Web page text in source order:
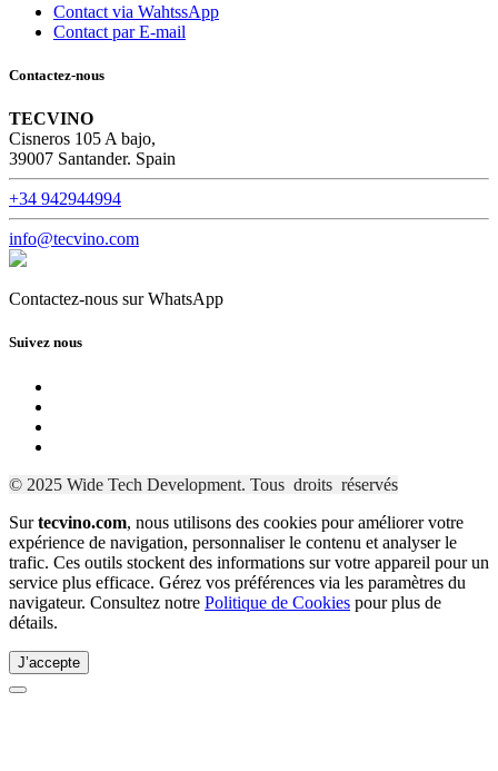
Contact via WahtssApp
Contact par E-mail
Contactez-nous
TECVINO
Cisneros 105 A bajo,
39007 Santander. Spain
+34 942944994
info@tecvino.com
Contactez-nous sur WhatsApp
Suivez nous
© 2025 Wide Tech Development. Tous droits réservés
Sur tecvino.com, nous utilisons des cookies pour améliorer votre
expérience de navigation, personnaliser le contenu et analyser le
trafic. Ces outils stockent des informations sur votre appareil pour un
service plus efficace. Gérez vos préférences via les paramètres du
navigateur. Consultez notre Politique de Cookies pour plus de
détails.
J’accepte